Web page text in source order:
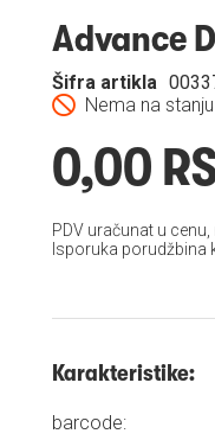
Advance
Nema na stanju
Šifra artikla
0,00
PDV uračunat u
Isporuka porudžbina
Karakteristike:
barcode: